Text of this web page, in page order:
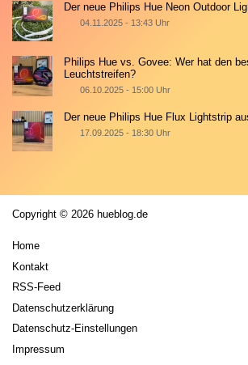
Der neue Philips Hue Neon Outdoor
04.11.2025 - 13:43 Uhr
Philips Hue vs. Govee: Wer hat den
Leuchtstreifen?
06.10.2025 - 15:00 Uhr
Der neue Philips Hue Flux Lightstrip
17.09.2025 - 18:30 Uhr
Copyright © 2026 hueblog.de
Home
Kontakt
RSS-Feed
Datenschutzerklärung
Datenschutz-Einstellungen
Impressum